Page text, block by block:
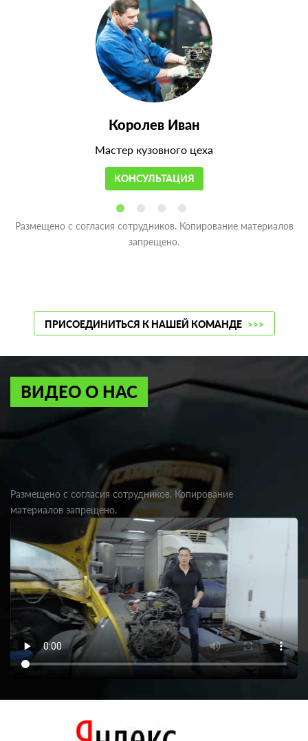
Королев Иван
Мастер кузовного цеха
КОНСУЛЬТАЦИЯ
Размещено с согласия сотрудников. Копирование материалов
запрещено.
ПРИСОЕДИНИТЬСЯ К НАШЕЙ КОМАНДЕ >>>
ВИДЕО О НАС
Размещено с согласия сотрудников. Копирование
материалов запрещено.